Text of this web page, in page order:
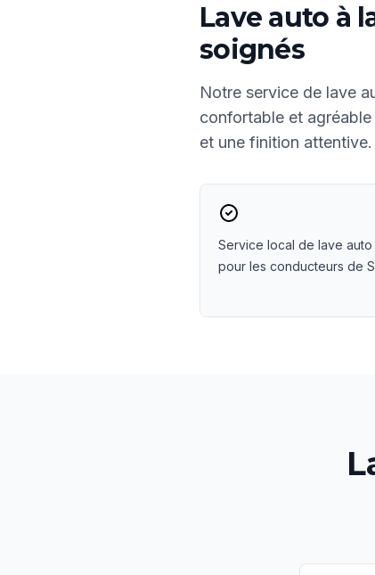
Lave auto à
soignés
Notre service de lave
confortable et
et une finition attentive.
Service local de lave auto
pour les conducteurs de